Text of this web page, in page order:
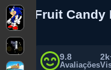
Fruit Candy
9.8
Avaliações